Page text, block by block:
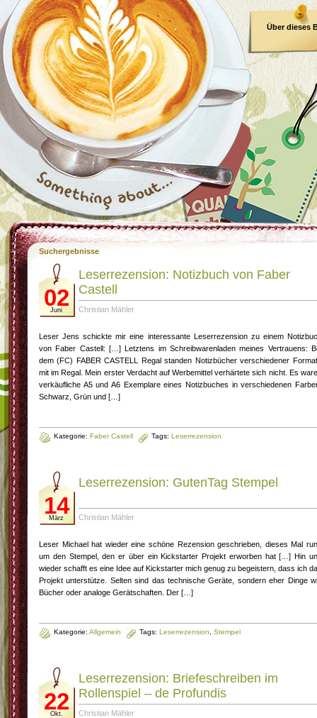
Über dieses
Suchergebnisse
02
Juni
Leserrezension: Notizbuch von Faber
Castell
Christian Mähler
Leser Jens schickte mir eine interessante Leserrezension zu einem
von Faber Castell: […] Letztens im Schreibwarenladen meines Vertrauens:
dem (FC) FABER CASTELL Regal standen Notizbücher verschiedener
mit im Regal. Mein erster Verdacht auf Werbemittel verhärtete sich nicht. Es
verkäufliche A5 und A6 Exemplare eines Notizbuches in verschiedenen
Schwarz, Grün und […]
Kategorie: Faber Castell Tags: Leserrezension
14
März
Leserrezension: GutenTag Stempel
Christian Mähler
Leser Michael hat wieder eine schöne Rezension geschrieben, dieses Mal
um den Stempel, den er über ein Kickstarter Projekt erworben hat […] Hin
wieder schafft es eine Idee auf Kickstarter mich genug zu begeistern, dass ich
Projekt unterstütze. Selten sind das technische Geräte, sondern eher Dinge
Bücher oder analoge Gerätschaften. Der […]
Kategorie: Allgemein Tags: Leserrezension Stempel
22
Okt.
Leserrezension: Briefeschreiben im
Rollenspiel – de Profundis
Christian Mähler